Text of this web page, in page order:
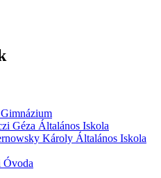
Géza Általános Iskola
Károly Általános Iskola
Óvoda